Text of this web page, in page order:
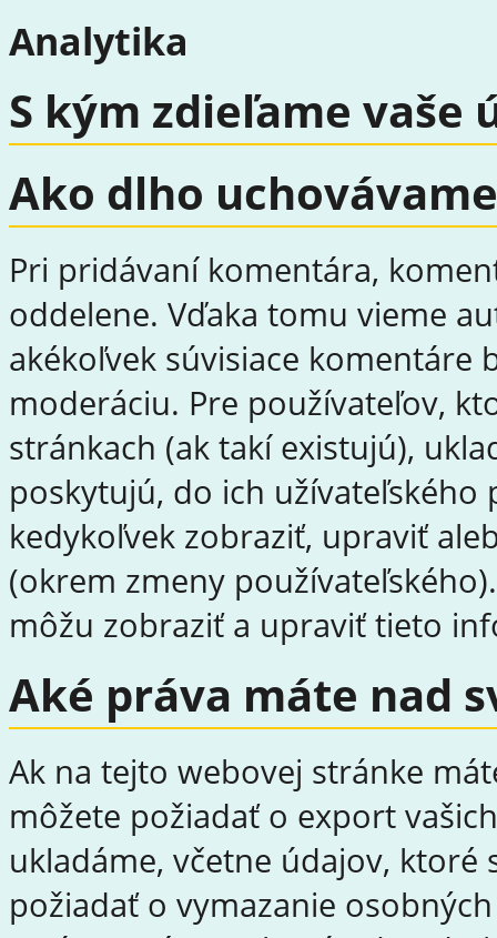
Analytika
S kým zdieľame vaše
Ako dlho
Pri pridávaní komentára,
oddelene. Vďaka tomu vieme
akékoľvek súvisiace
moderáciu. Pre používateľov,
stránkach (ak takí existujú),
poskytujú, do ich
kedykoľvek zobraziť, upraviť
(okrem zmeny
môžu zobraziť a upraviť tieto
Aké práva máte nad
Ak na tejto webovej stránke
môžete požiadať o export
ukladáme, včetne údajov,
požiadať o vymazanie